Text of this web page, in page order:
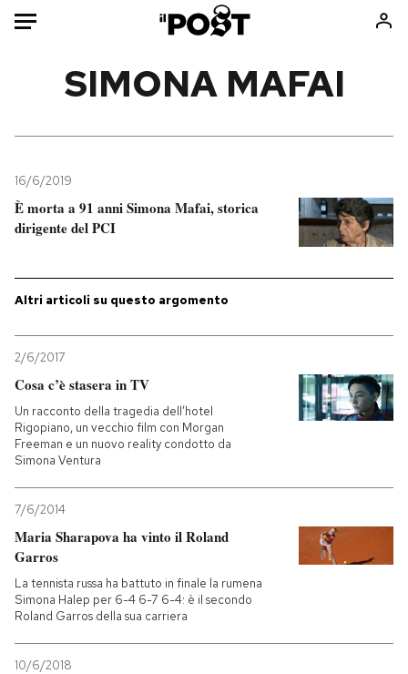
Mondo
Politica
Tecnologia
Scienza
Economia
Sport
Consumismi
Media
Altrecose
PODCAST
NEWSLETTER
I MIEI PREFERITI
SHOP
SIMONA MAFAI
16/6/2019
È morta a 91 anni Simona Mafai, storica
dirigente del PCI
Altri articoli su questo argomento
2/6/2017
Cosa c’è stasera in TV
Un racconto della tragedia dell’hotel
Rigopiano, un vecchio film con Morgan
Freeman e un nuovo reality condotto da
Simona Ventura
7/6/2014
Maria Sharapova ha vinto il Roland
Garros
La tennista russa ha battuto in finale la rumena
Simona Halep per 6-4 6-7 6-4: è il secondo
Roland Garros della sua carriera
10/6/2018